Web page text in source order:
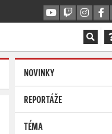
NOVINKY
REPORTÁŽE
TÉMA